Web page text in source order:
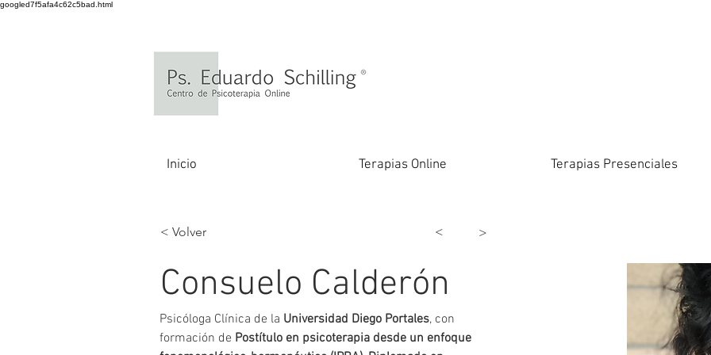
googled7f5afa4c62c5bad.html
Inicio Terapias Online Terapias Presenciales
< Volver < >
Consuelo Calderón
Psicóloga Clínica de la Universidad Diego Portales, con
formación de Postítulo en psicoterapia desde un enfoque